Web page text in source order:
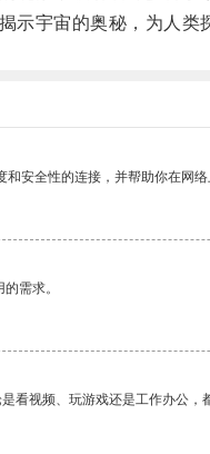
宇宙的奥秘，为人类
安全性的连接，并帮助你在网络
需求。
看视频、玩游戏还是工作办公，